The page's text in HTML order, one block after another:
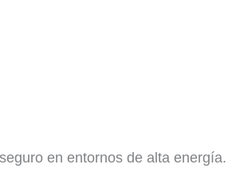
en entornos de alta energía.